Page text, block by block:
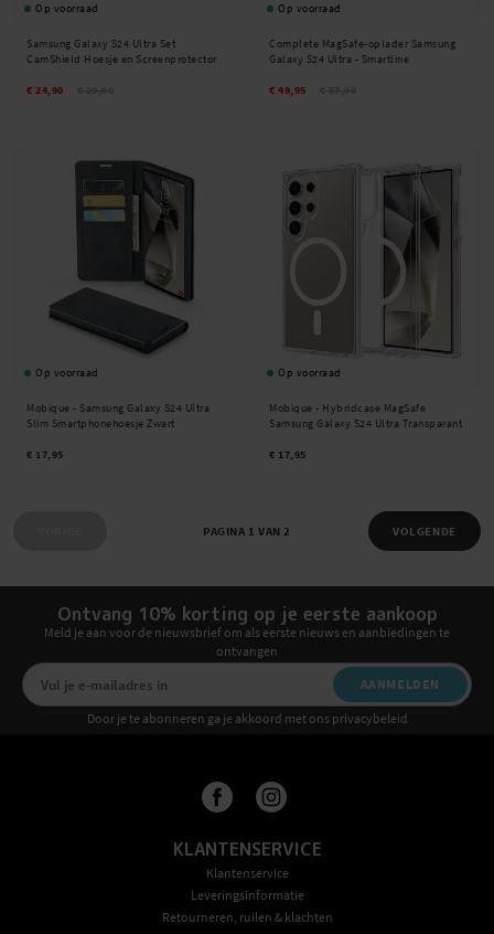
Op voorraad
Samsung Galaxy S24 Ultra Set
CamShield Hoesje en Screenprotector
€ 24,90
Op voorraad
Complete MagSafe-oplader Samsung
Galaxy S24 Ultra - Smartline
€ 49,95
Op voorraad
Mobique - Samsung Galaxy S24 Ultra
Slim Smartphonehoesje Zwart
€ 17,95
Op voorraad
Mobique - Hybridcase MagSafe
Samsung Galaxy S24 Ultra Transparant
€ 17,95
PAGINA 1 VAN 2 VOLGENDE
Ontvang 10% korting op je eerste aankoop
Meld je aan voor de nieuwsbrief om als eerste nieuws en aanbiedingen te
ontvangen
AANMELDEN
Door je te abonneren ga je akkoord met ons privacybeleid
KLANTENSERVICE
Klantenservice
Leveringsinformatie
Retourneren, ruilen & klachten